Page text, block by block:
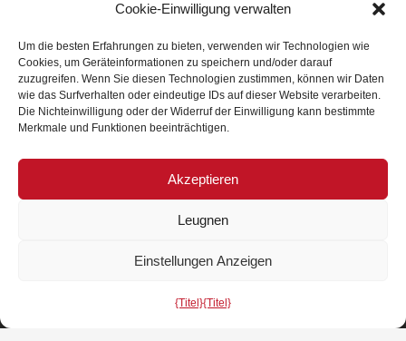
Cookie-Einwilligung verwalten
Um die besten Erfahrungen zu bieten, verwenden wir Technologien wie
Cookies, um Geräteinformationen zu speichern und/oder darauf
zuzugreifen. Wenn Sie diesen Technologien zustimmen, können wir Daten
wie das Surfverhalten oder eindeutige IDs auf dieser Website verarbeiten.
Die Nichteinwilligung oder der Widerruf der Einwilligung kann bestimmte
Merkmale und Funktionen beeinträchtigen.
Akzeptieren
Leugnen
Einstellungen Anzeigen
{Titel}{Titel}
Rochester, New York 14623
F
c
e
b
o
L
i
n
k
e
d
T
w
i
t
t
e
Y
o
u
t
u
b
Copyright © 2026 PRECISION OPTICAL Technologies. Alle